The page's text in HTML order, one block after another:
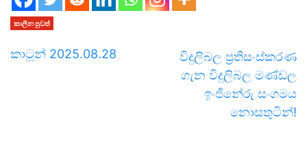
කාලීන පුවත්
කාටූන් 2025.08.28
විදුලිබල ප්‍රතිසංස්කරණ
ගැන විදුලිබල මණ්ඩල
ඉංජිනේරු සංගමය
නොසතුටින්!